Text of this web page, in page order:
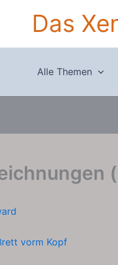
Das
Alle Themen
vorm Kopf